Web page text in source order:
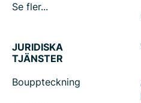
Se fler...
JURIDISKA
TJÄNSTER
Bouppteckning